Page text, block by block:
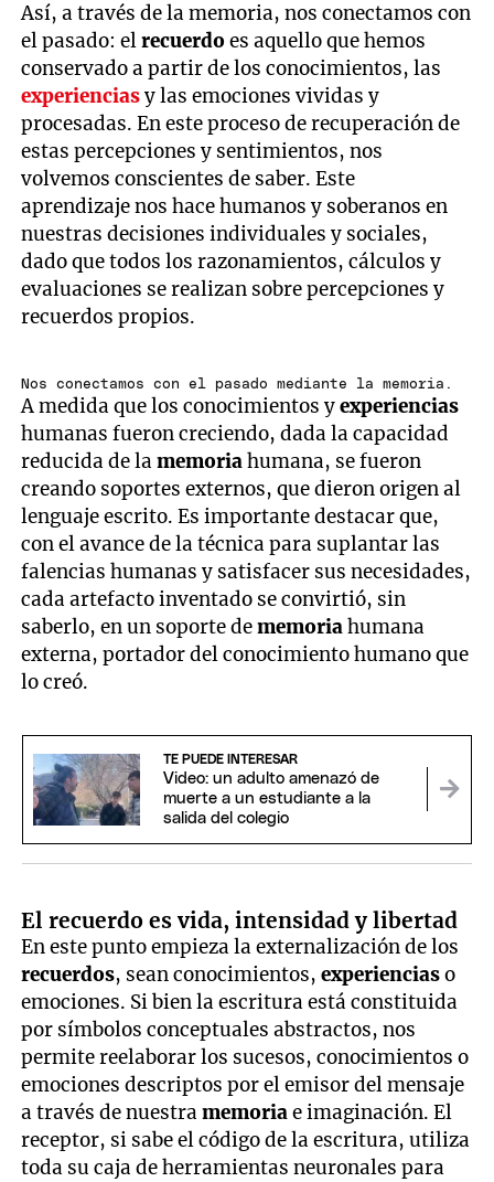
Así, a través de la memoria, nos conectamos con
el pasado: elrecuerdoes aquello que hemos
conservado a partir de los conocimientos, las
experienciasy las emociones vividas y
procesadas. En este proceso de recuperación de
estas percepciones y sentimientos, nos
volvemos conscientes de saber. Este
aprendizaje nos hace humanos y soberanos en
nuestras decisiones individuales y sociales,
dado que todos los razonamientos, cálculos y
evaluaciones se realizan sobre percepciones y
recuerdos propios.
Nos conectamos con el pasado mediante la memoria.
A medida que los conocimientos yexperiencias
humanas fueron creciendo, dada la capacidad
reducida de lamemoriahumana, se fueron
creando soportes externos, que dieron origen al
lenguaje escrito. Es importante destacar que,
con el avance de la técnica para suplantar las
falencias humanas y satisfacer sus necesidades,
cada artefacto inventado se convirtió, sin
saberlo, en un soporte dememoriahumana
externa, portador del conocimiento humano que
lo creó.
TE PUEDE INTERESAR
Video: un adulto amenazó de
muerte a un estudiante a la
salida del colegio
El recuerdo es vida, intensidad y libertad
En este punto empieza la externalización de los
recuerdos, sean conocimientos,experienciaso
emociones. Si bien la escritura está constituida
por símbolos conceptuales abstractos, nos
permite reelaborar los sucesos, conocimientos o
emociones descriptos por el emisor del mensaje
a través de nuestramemoriae imaginación. El
receptor, si sabe el código de la escritura, utiliza
toda su caja de herramientas neuronales para